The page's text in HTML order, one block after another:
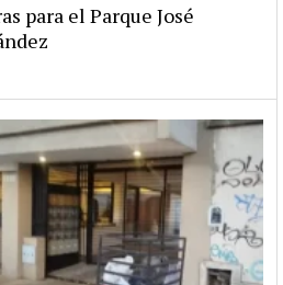
para el Parque José